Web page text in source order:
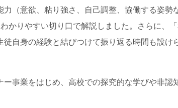
（意欲、粘り強さ、自己調整、協働する姿
かりやすい切り口で解説しました。さらに、
自身の経験と結びつけて振り返る時間も設
事業をはじめ、高校での探究的な学びや非